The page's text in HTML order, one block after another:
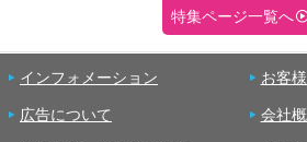
特集ページ一覧へ
インフォメーション お客
広告について 会社